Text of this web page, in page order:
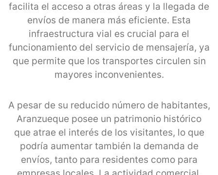
facilita el acceso a otras áreas y la llegada de
envíos de manera más eficiente. Esta
infraestructura vial es crucial para el
funcionamiento del servicio de mensajería, ya
que permite que los transportes circulen sin
mayores inconvenientes.
A pesar de su reducido número de habitantes,
Aranzueque posee un patrimonio histórico
que atrae el interés de los visitantes, lo que
podría aumentar también la demanda de
envíos, tanto para residentes como para